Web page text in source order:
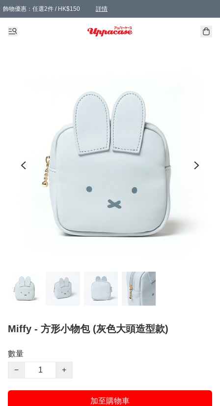
飾物優惠：任選2件 / HK$150 詳情
髮飾優惠：任選2件 / HK$100 詳情
精選襪子優惠：任選3對 / HK$115 詳情
滿額免運：本地訂單滿港幣350元可享免運費優惠
Miffy - 方形小物包 (灰色大頭造型款)
數量
−
+
加至購物車